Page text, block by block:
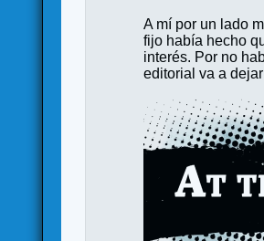
A mí por un lado
fijo había hecho
interés. Por no
editorial va a